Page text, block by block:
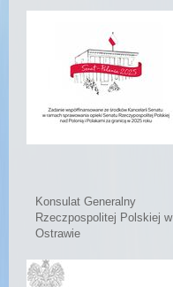
Konsulat Generalny
Rzeczpospolitej Polskiej w
Ostrawie